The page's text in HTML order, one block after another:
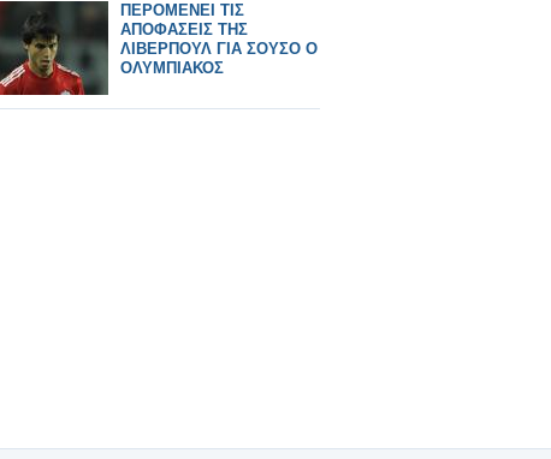
ΠΕΡΟΜΕΝΕΙ ΤΙΣ
ΑΠΟΦΑΣΕΙΣ ΤΗΣ
ΛΙΒΕΡΠΟΥΛ ΓΙΑ ΣΟΥΣΟ Ο
ΟΛΥΜΠΙΑΚΟΣ